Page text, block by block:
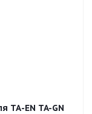
ТА-EN TA-GN